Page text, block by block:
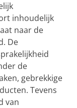
inhoudelijk
naar de
De
de
gebrekkige
Tevens
van